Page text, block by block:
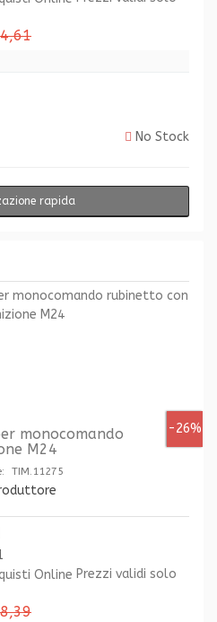
No Stock
rapida
-26%
monocomando
M24
TIM.11275
Prezzi validi solo